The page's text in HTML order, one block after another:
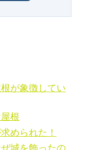
が象徴してい
根
められた！